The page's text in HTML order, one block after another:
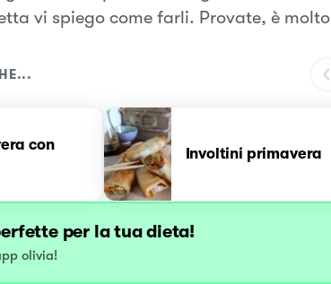
vi spiego come farli. Provate, è molto
con
Involtini primavera
per la tua dieta!
olivia!